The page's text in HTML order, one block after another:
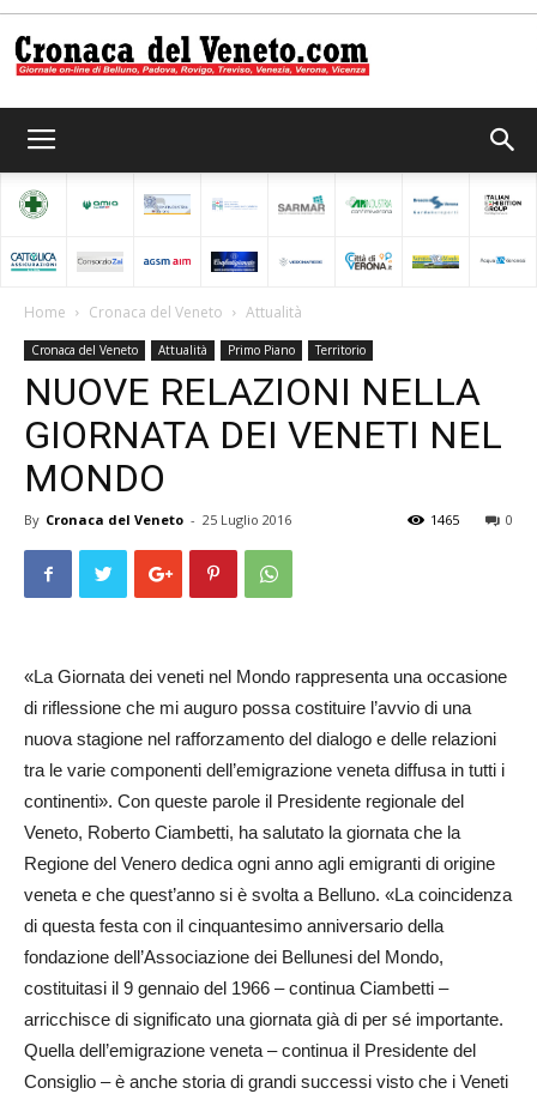
del
Veneto
Home Cronaca del Veneto Attualità
Cronaca del Veneto Attualità Primo Piano Territorio
NUOVE RELAZIONI NELLA
GIORNATA DEI VENETI NEL
MONDO
By Cronaca del Veneto - 25 Luglio 2016 0
1465
«La Giornata dei veneti nel Mondo rappresenta una occasione
di riflessione che mi auguro possa costituire l’avvio di una
nuova stagione nel rafforzamento del dialogo e delle relazioni
tra le varie componenti dell’emigrazione veneta diffusa in tutti i
continenti». Con queste parole il Presidente regionale del
Veneto, Roberto Ciambetti, ha salutato la giornata che la
Regione del Venero dedica ogni anno agli emigranti di origine
veneta e che quest’anno si è svolta a Belluno. «La coincidenza
di questa festa con il cinquantesimo anniversario della
fondazione dell’Associazione dei Bellunesi del Mondo,
costituitasi il 9 gennaio del 1966 – continua Ciambetti –
arricchisce di significato una giornata già di per sé importante.
Quella dell’emigrazione veneta – continua il Presidente del
Consiglio – è anche storia di grandi successi visto che i Veneti